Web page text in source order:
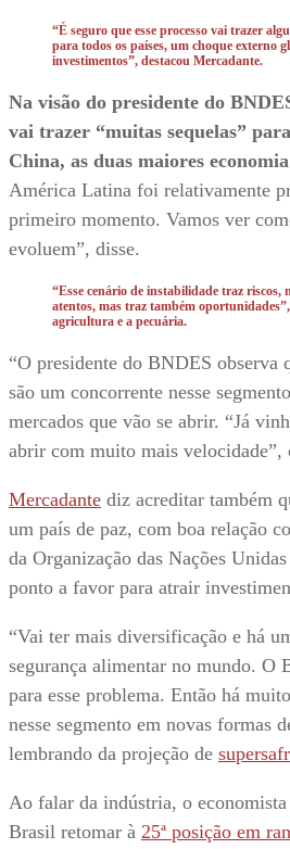
“É seguro que esse processo vai trazer
para todos os países, um choque externo
investimentos”, destacou Mercadante.
Na visão do presidente do
vai trazer “muitas sequelas”
China, as duas maiores
América Latina foi relativamente
primeiro momento. Vamos ver
evoluem”, disse.
“Esse cenário de instabilidade traz riscos,
atentos, mas traz também
agricultura e a pecuária.
“O presidente do BNDES observa
são um concorrente nesse
mercados que vão se abrir. “Já
abrir com muito mais velocidade”,
Mercadante diz acreditar também
um país de paz, com boa relação
da Organização das Nações
ponto a favor para atrair
“Vai ter mais diversificação e há
segurança alimentar no mundo. O
para esse problema. Então há
nesse segmento em novas formas
lembrando da projeção de
Ao falar da indústria, o
Brasil retomar à 25ª posição em